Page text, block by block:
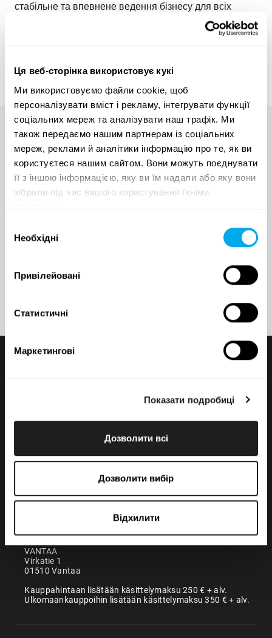
Ця веб-сторінка використовує кукі
Ми використовуємо файли cookie, щоб
персоналізувати вміст і рекламу, інтегрувати функції
соціальних мереж та аналізувати наш трафік. Ми
також передаємо нашим партнерам із соціальних
мереж, реклами й аналітики інформацію про те, як ви
користуєтеся нашим сайтом. Вони можуть поєднувати
її з іншою інформацією, яку ви їм надали або яку вони
зібрали під час вашого користування їхніми
згоди
Необхідні
Привілейовані
Статистичні
Маркетингові
Показати подробиці
Дозволити всі
Дозволити вибір
Відхилити
стабільне та впевнене ведення бізнесу для всіх
Maan parhaita konetarjouksia
suoraan sähköpostiisi
Lomake on suojattu roskapostin estämiseksi Googlen reCAPTCHA-
käyttöehdot.
Lähettämällä viestin hyväksyn henkilötietojeni käsittelyn
+358 200 70070
Офіс
VANTAA
Virkatie 1
01510 Vantaa
Kauppahintaan lisätään käsittelymaksu 250 € + alv.
Ulkomaankauppoihin lisätään käsittelymaksu 350 € + alv.